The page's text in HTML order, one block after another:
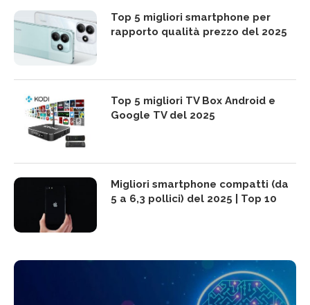
Top 5 migliori smartphone per
rapporto qualità prezzo del 2025
Top 5 migliori TV Box Android e
Google TV del 2025
Migliori smartphone compatti (da
5 a 6,3 pollici) del 2025 | Top 10